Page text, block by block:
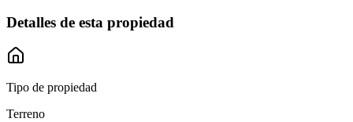
Detalles de esta propiedad
Tipo de propiedad
Terreno